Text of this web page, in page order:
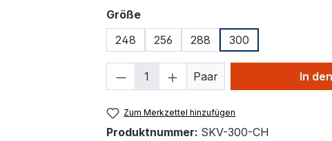
Größeauswählen
248
256 288 300
Produkt Anzahl: Gib den
Paar In
Zum Merkzettel hinzufügen
Produktnummer: SKV-300-CH